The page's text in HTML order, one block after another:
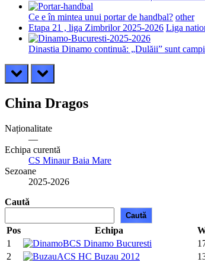
Ce e în mintea unui portar de handbal? other
Etapa 21 , liga Zimbrilor 2025-2026 Liga
Dinastia Dinamo continuă: „Dulăii” sunt
prev next
China Dragos
Naționalitate
—
Echipa curentă
CS Minaur Baia Mare
Sezoane
2025-2026
Caută
Caută
Pos Echipa
1
CS Dinamo Bucuresti
2
ACS HC Buzau 2012